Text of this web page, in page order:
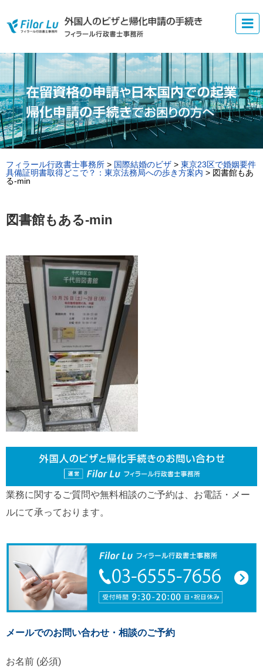
フィラール行政書士事務所 > 国際結婚のビザ > 東京23区で婚姻要件
具備証明書取得どこで？：東京法務局への歩き方案内 > 図書館もあ
る-min
図書館もある-min
業務に関するご質問や無料相談のご予約は、お電話・メー
ルにて承っております。
メールでのお問い合わせ・相談のご予約
お名前 (必須)